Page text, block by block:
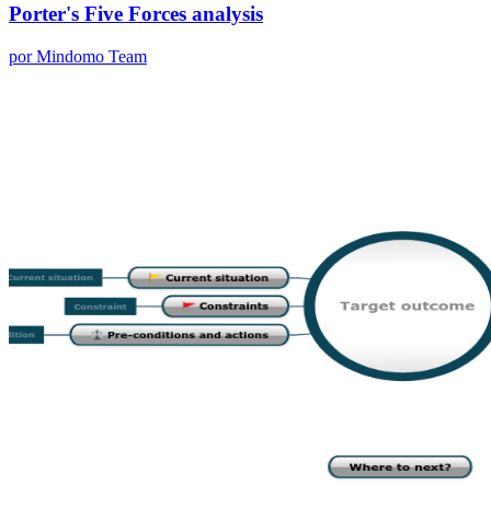
Porter's Five Forces analysis
por Mindomo Team